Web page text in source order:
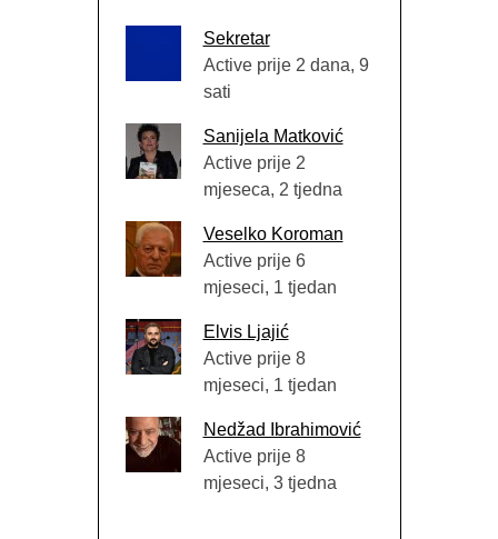
Sekretar
Active prije 2 dana, 9
sati
Sanijela Matković
Active prije 2
mjeseca, 2 tjedna
Veselko Koroman
Active prije 6
mjeseci, 1 tjedan
Elvis Ljajić
Active prije 8
mjeseci, 1 tjedan
Nedžad Ibrahimović
Active prije 8
mjeseci, 3 tjedna